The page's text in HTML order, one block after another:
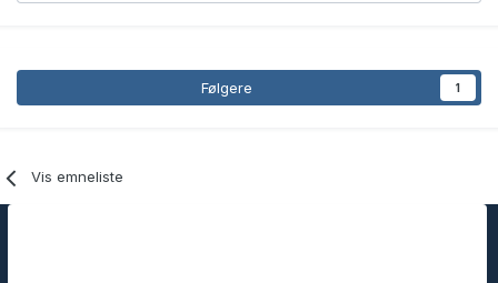
Følgere 1
Vis emneliste